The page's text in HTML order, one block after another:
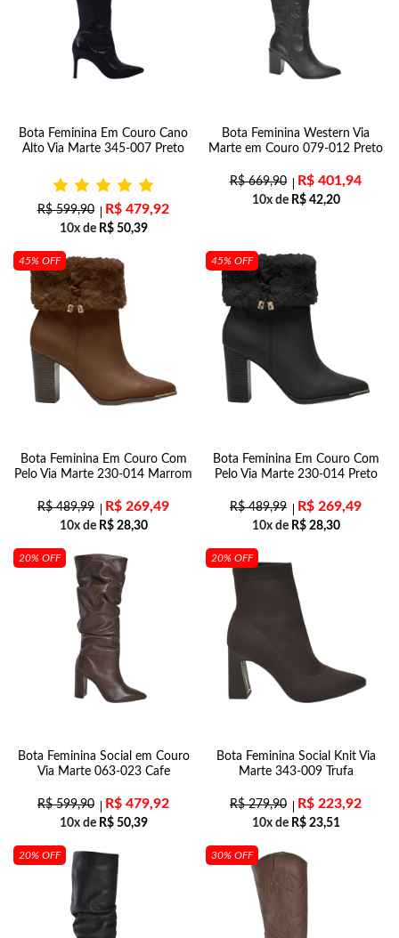
Bota Feminina Em Couro Cano
Alto Via Marte 345-007 Preto
R$599,90 R$ 479,92
10x de R$50,39
Bota Feminina Western Via
Marte em Couro 079-012 Preto
R$669,90 R$ 401,94
10x de R$42,20
45% OFF
Bota Feminina Em Couro Com
Pelo Via Marte 230-014 Marrom
R$489,99 R$ 269,49
10x de R$28,30
45% OFF
Bota Feminina Em Couro Com
Pelo Via Marte 230-014 Preto
R$489,99 R$ 269,49
10x de R$28,30
20% OFF
Bota Feminina Social em Couro
Via Marte 063-023 Cafe
R$599,90 R$ 479,92
10x de R$50,39
20% OFF
Bota Feminina Social Knit Via
Marte 343-009 Trufa
R$279,90 R$ 223,92
10x de R$23,51
20% OFF 30% OFF